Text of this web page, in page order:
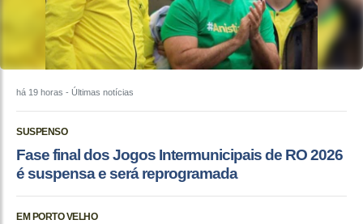
há 19 horas - Últimas notícias
SUSPENSO
Fase final dos Jogos Intermunicipais de RO 2026
é suspensa e será reprogramada
EM PORTO VELHO